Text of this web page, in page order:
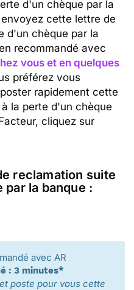
d'un chèque par la
cette lettre de
d'un chèque par la
recommandé avec
vous et en quelques
préférez vous
rapidement cette
la perte d'un chèque
cliquez sur
reclamation suite
la banque :
avec AR
: 3 minutes*
poste pour vous cette